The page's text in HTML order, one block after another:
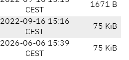
CEST
1671 B
2022-09-16 15:16
CEST
75 KiB
2026-06-06 15:39
CEST
75 KiB